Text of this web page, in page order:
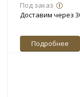
Под заказ
Доставим через
Подробнее